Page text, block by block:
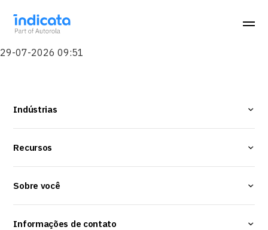
29-07-2026 09:51
Indústrias
Recursos
Sobre você
Informações de contato